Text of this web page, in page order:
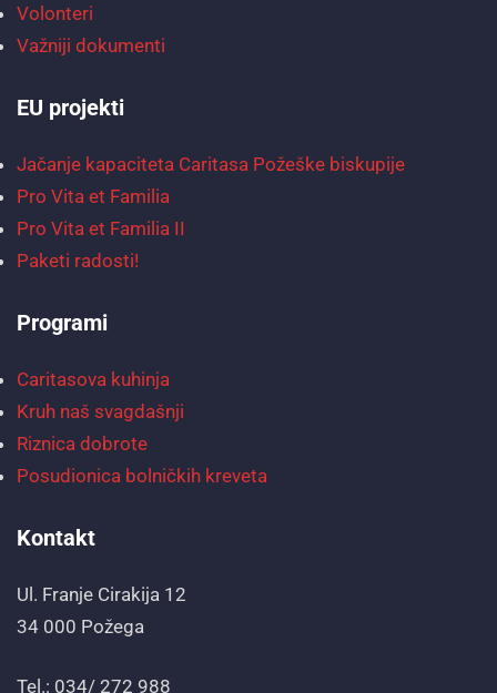
Volonteri
Važniji dokumenti
EU projekti
Jačanje kapaciteta Caritasa Požeške biskupije
Pro Vita et Familia
Pro Vita et Familia II
Paketi radosti!
Programi
Caritasova kuhinja
Kruh naš svagdašnji
Riznica dobrote
Posudionica bolničkih kreveta
Kontakt
Ul. Franje Cirakija 12
34 000 Požega
Tel.: 034/ 272 988